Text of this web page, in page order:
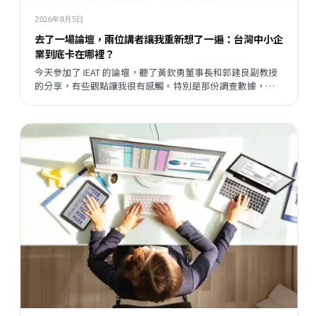
2026年8月5日
去了一場論壇，兩位講者讓我重新想了一遍：台灣中小企
業到底卡在哪裡？
今天參加了 IEAT 的論壇，聽了黃欽勇董事長和郭建良副教授
的分享，有些觀點讓我很有感觸。特別是那份調查數據，把